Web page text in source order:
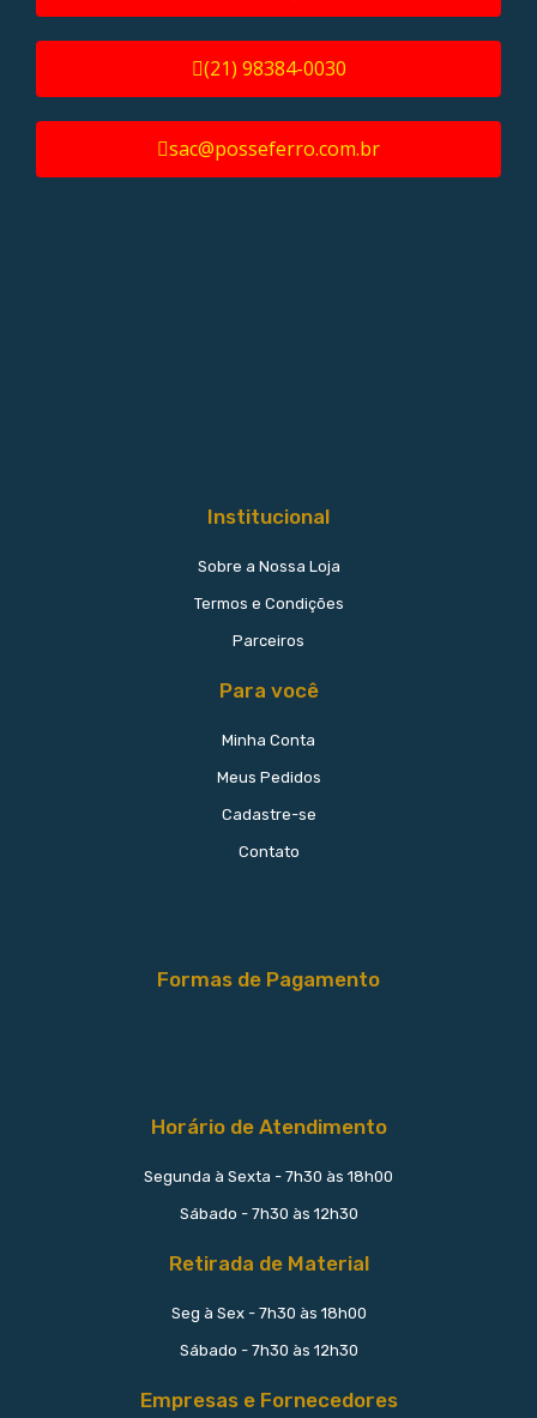
(21) 98384-0030
sac@posseferro.com.br
Institucional
Sobre a Nossa Loja
Termos e Condições
Parceiros
Para você
Minha Conta
Meus Pedidos
Cadastre-se
Contato
Formas de Pagamento
Horário de Atendimento
Segunda à Sexta - 7h30 às 18h00
Sábado - 7h30 às 12h30
Retirada de Material
Seg à Sex - 7h30 às 18h00
Sábado - 7h30 às 12h30
Empresas e Fornecedores